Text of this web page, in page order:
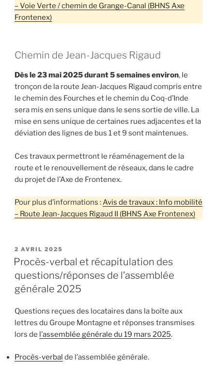
– Voie Verte / chemin de Grange-Canal (BHNS Axe
Frontenex)
Chemin de Jean-Jacques Rigaud
Dès le 23 mai 2025 durant 5 semaines environ, le
tronçon de la route Jean-Jacques Rigaud compris entre
le chemin des Fourches et le chemin du Coq-d’Inde
sera mis en sens unique dans le sens sortie de ville. La
mise en sens unique de certaines rues adjacentes et la
déviation des lignes de bus 1 et 9 sont maintenues.
Ces travaux permettront le réaménagement de la
route et le renouvellement de réseaux, dans le cadre
du projet de l’Axe de Frontenex.
Pour plus d’informations :Avis de travaux : Info mobilité
– Route Jean-Jacques Rigaud II (BHNS Axe Frontenex)
PUBLIÉ
LE
2 AVRIL 2025
Procès-verbal et récapitulation des
questions/réponses de l’assemblée
générale 2025
Questions reçues des locataires dans la boîte aux
lettres du Groupe Montagne et réponses transmises
lors de l’assemblée générale du 19 mars 2025.
Procès-verbal de l’assemblée générale.